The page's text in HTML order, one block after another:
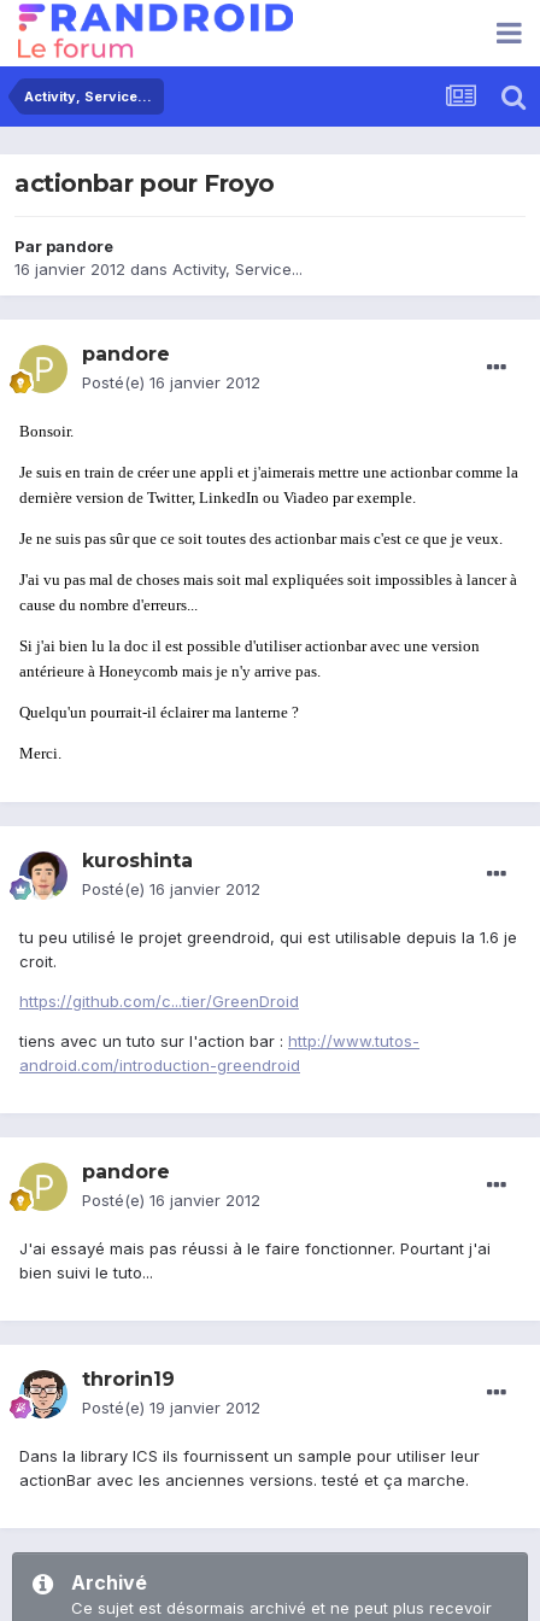
Activity, Service...
actionbar pour Froyo
Par pandore
16 janvier 2012 dans Activity, Service...
pandore
Posté(e) 16 janvier 2012
Bonsoir.
Je suis en train de créer une appli et j'aimerais mettre une actionbar comme la
dernière version de Twitter, LinkedIn ou Viadeo par exemple.
Je ne suis pas sûr que ce soit toutes des actionbar mais c'est ce que je veux.
J'ai vu pas mal de choses mais soit mal expliquées soit impossibles à lancer à
cause du nombre d'erreurs...
Si j'ai bien lu la doc il est possible d'utiliser actionbar avec une version
antérieure à Honeycomb mais je n'y arrive pas.
Quelqu'un pourrait-il éclairer ma lanterne ?
Merci.
kuroshinta
Posté(e) 16 janvier 2012
tu peu utilisé le projet greendroid, qui est utilisable depuis la 1.6 je
croit.
https://github.com/c...tier/GreenDroid
tiens avec un tuto sur l'action bar : http://www.tutos-
android.com/introduction-greendroid
pandore
Posté(e) 16 janvier 2012
J'ai essayé mais pas réussi à le faire fonctionner. Pourtant j'ai
bien suivi le tuto...
throrin19
Posté(e) 19 janvier 2012
Dans la library ICS ils fournissent un sample pour utiliser leur
actionBar avec les anciennes versions. testé et ça marche.
Archivé
Ce sujet est désormais archivé et ne peut plus recevoir